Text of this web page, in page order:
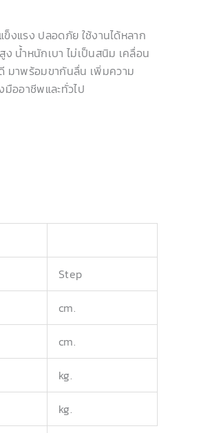
งแรง ปลอดภัย ใช้งานได้หลาก
น้ำหนักเบา ไม่เป็นสนิม เคลื่อน
มาพร้อมขากันลื่น เพิ่มความ
มืออาชีพและทั่วไป
Step
cm.
cm.
kg.
kg.